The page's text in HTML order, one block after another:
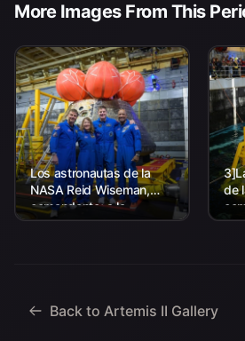
More Images From This
Los astronautas de la
NASA Reid Wiseman,
comandante; a la
izquierda, Christina Koch,
Hansen, especialista en
de
Back to Artemis II Gallery